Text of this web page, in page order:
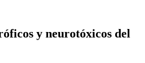
y neurotóxicos del